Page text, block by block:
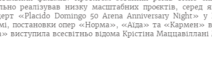
реалізував низку масштабних проєктів,
«Placido Domingo 50 Arena Anniversary Night» у
постановки опер «Норма», «Аїда» та «Кармен»
всесвітньо відома Крістіна Маццавіллані